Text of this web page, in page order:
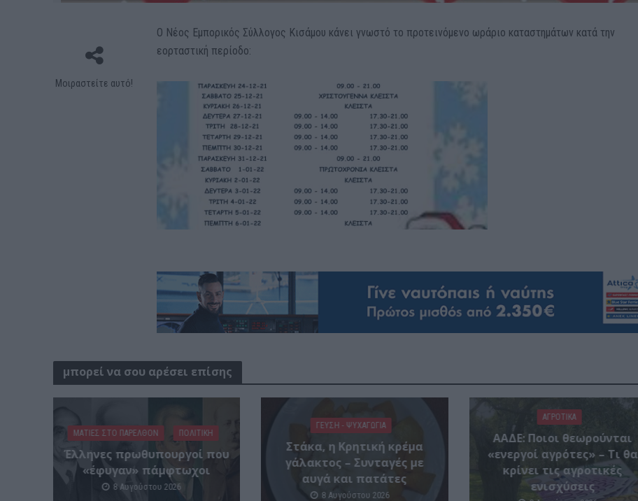
Μοιραστείτε αυτό!
Ο Νέος Εμπορικός Σύλλογος Κισάμου κάνει γνωστό το προτεινόμενο ωράριο καταστημάτων κατά την
εορταστική περίοδο:
μπορεί να σου αρέσει επίσης
ΜΑΤΙΕΣ ΣΤΟ ΠΑΡΕΛΘΟΝ ΠΟΛΙΤΙΚΗ
Έλληνες πρωθυπουργοί που
«έφυγαν» πάμφτωχοι
8 Αυγούστου 2026
ΓΕΎΣΗ - ΨΥΧΑΓΩΓΊΑ
Στάκα, η Κρητική κρέμα
γάλακτος – Συνταγές με
αυγά και πατάτες
8 Αυγούστου 2026
ΑΓΡΟΤΙΚΑ
ΑΑΔΕ: Ποιοι θεωρούνται
«ενεργοί αγρότες» – Τι θα
κρίνει τις αγροτικές
ενισχύσεις